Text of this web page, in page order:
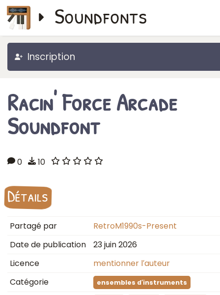
Soundfonts
Inscription
Racin' Force Arcade
Soundfont
0 10
Détails
Partagé par
RetroM1990s-Present
Date de publication
23 juin 2026
Licence
mentionner l′auteur
Catégorie
ensembles d′instruments